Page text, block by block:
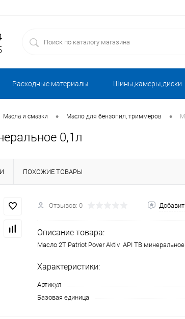
Расходные материалы Шины,камеры,диски
Масла и смазки • Масло для бензопил, триммеров •
0,1л
ПОХОЖИЕ ТОВАРЫ
Отзывов: 0
Описание товара:
Масло 2Т Patriot Pover Aktiv АPI TB минеральное
Характеристики:
Артикул
Базовая единица